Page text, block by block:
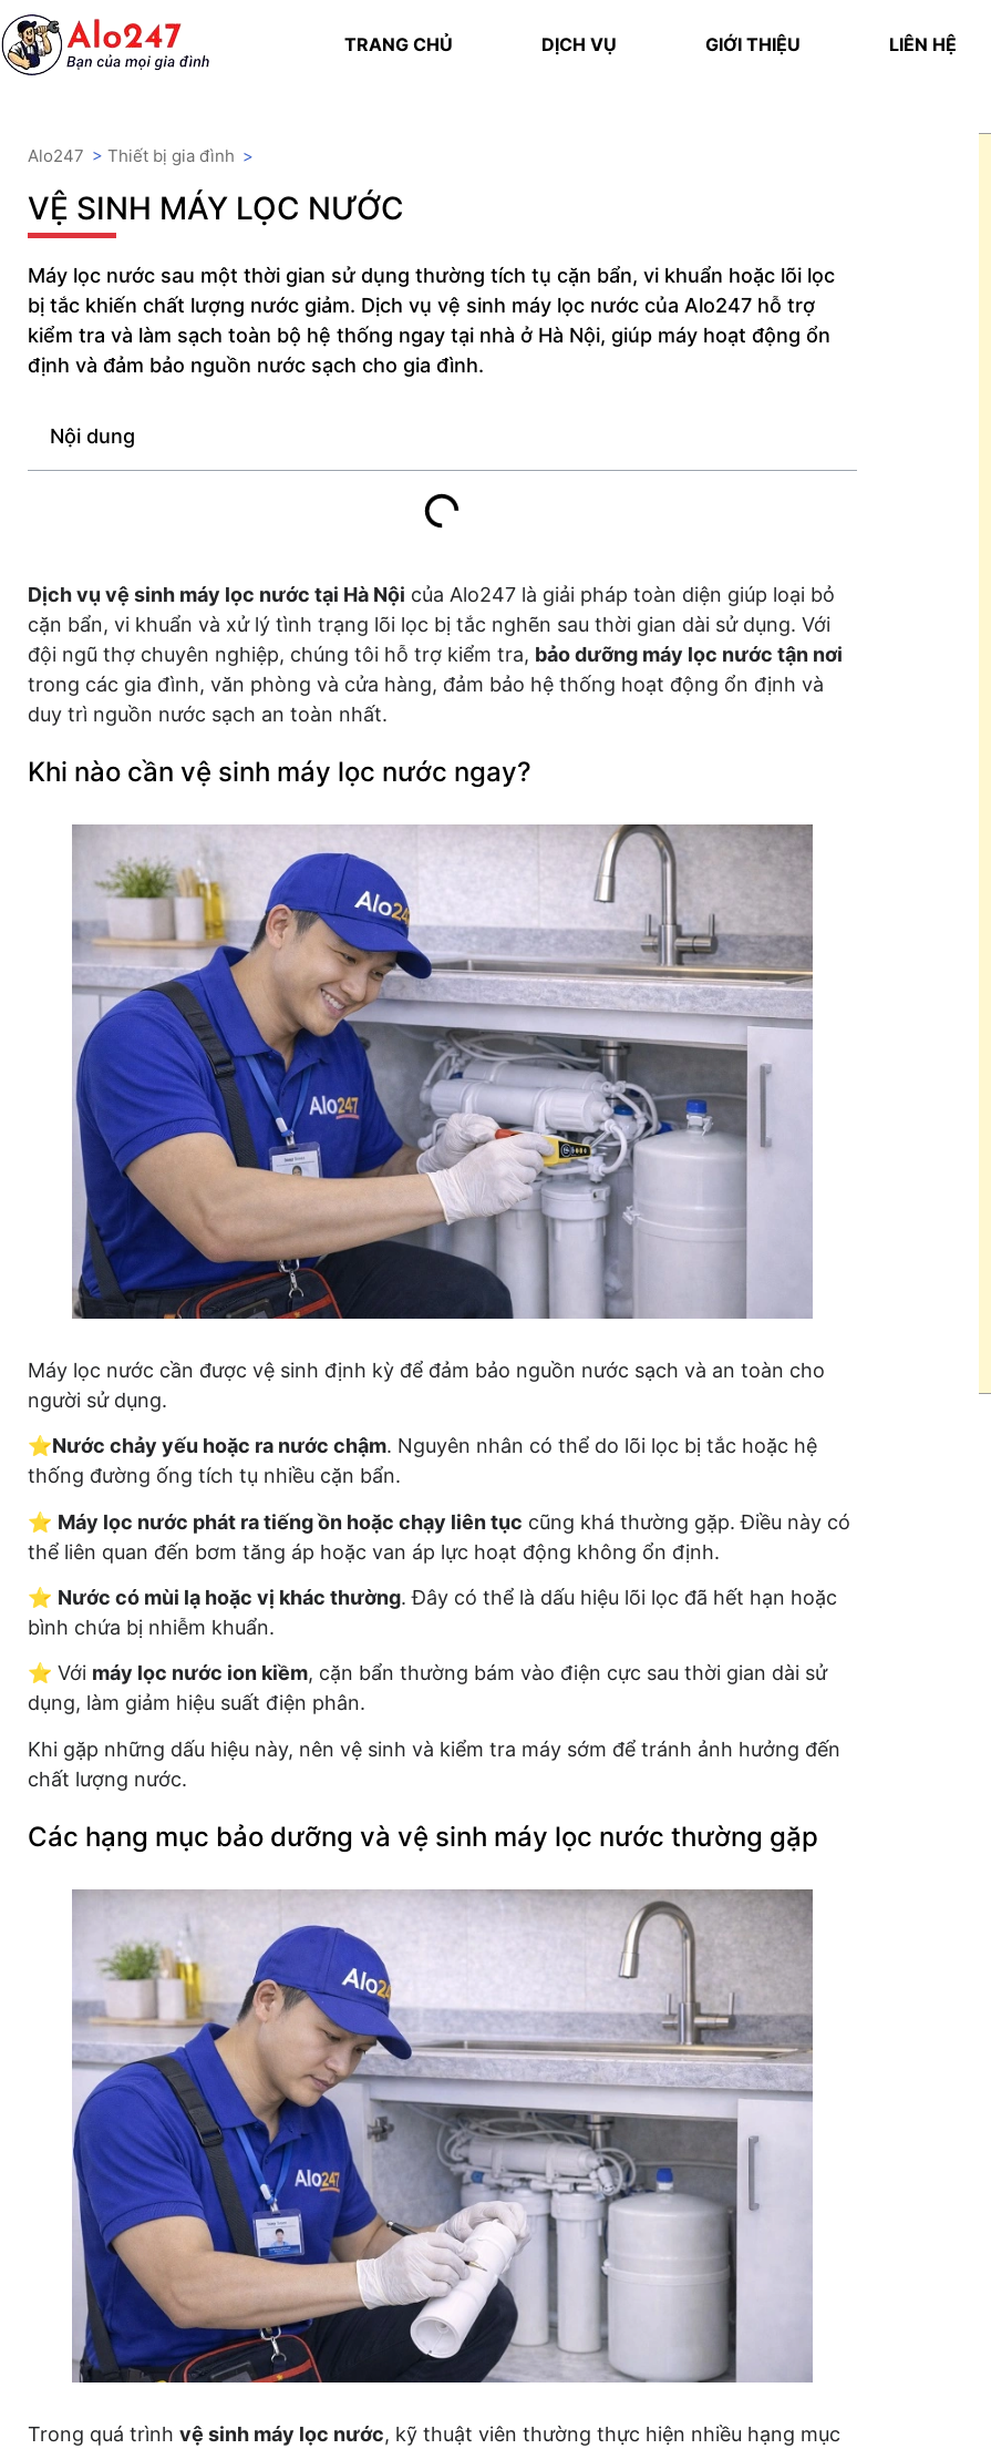
TRANG CHỦ DỊCH VỤ GIỚI THIỆU LIÊN HỆ
Alo247 > Thiết bị gia đình >
VỆ SINH MÁY LỌC NƯỚC
Máy lọc nước sau một thời gian sử dụng thường tích tụ cặn bẩn, vi khuẩn hoặc lõi lọc
bị tắc khiến chất lượng nước giảm. Dịch vụ vệ sinh máy lọc nước của Alo247 hỗ trợ
kiểm tra và làm sạch toàn bộ hệ thống ngay tại nhà ở Hà Nội, giúp máy hoạt động ổn
định và đảm bảo nguồn nước sạch cho gia đình.
Nội dung
Dịch vụ vệ sinh máy lọc nước tại Hà Nội của Alo247 là giải pháp toàn diện giúp loại bỏ
cặn bẩn, vi khuẩn và xử lý tình trạng lõi lọc bị tắc nghẽn sau thời gian dài sử dụng. Với
đội ngũ thợ chuyên nghiệp, chúng tôi hỗ trợ kiểm tra, bảo dưỡng máy lọc nước tận nơi
trong các gia đình, văn phòng và cửa hàng, đảm bảo hệ thống hoạt động ổn định và
duy trì nguồn nước sạch an toàn nhất.
Khi nào cần vệ sinh máy lọc nước ngay?
Máy lọc nước cần được vệ sinh định kỳ để đảm bảo nguồn nước sạch và an toàn cho
người sử dụng.
⭐Nước chảy yếu hoặc ra nước chậm. Nguyên nhân có thể do lõi lọc bị tắc hoặc hệ
thống đường ống tích tụ nhiều cặn bẩn.
⭐ Máy lọc nước phát ra tiếng ồn hoặc chạy liên tục cũng khá thường gặp. Điều này có
thể liên quan đến bơm tăng áp hoặc van áp lực hoạt động không ổn định.
⭐ Nước có mùi lạ hoặc vị khác thường. Đây có thể là dấu hiệu lõi lọc đã hết hạn hoặc
bình chứa bị nhiễm khuẩn.
⭐ Với máy lọc nước ion kiềm, cặn bẩn thường bám vào điện cực sau thời gian dài sử
dụng, làm giảm hiệu suất điện phân.
Khi gặp những dấu hiệu này, nên vệ sinh và kiểm tra máy sớm để tránh ảnh hưởng đến
chất lượng nước.
Các hạng mục bảo dưỡng và vệ sinh máy lọc nước thường gặp
Trong quá trình vệ sinh máy lọc nước, kỹ thuật viên thường thực hiện nhiều hạng mục